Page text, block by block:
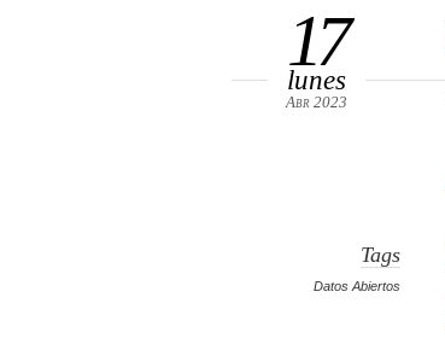
17
lunes
Abr 2023
Tags
Datos Abiertos